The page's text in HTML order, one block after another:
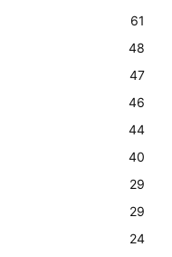
61
48
47
46
44
40
29
29
24